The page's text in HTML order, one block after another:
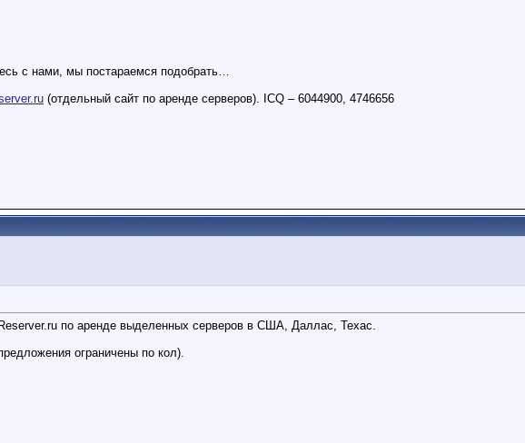
с нами, мы постараемся подобрать…
(отдельный сайт по аренде серверов). ICQ – 6044900, 4746656
по аренде выделенных серверов в США, Даллас, Техас.
ограничены по кол).